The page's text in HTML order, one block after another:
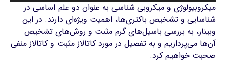
میکروبیولوژی و میکروبی شناسی به عنوان دو علم اساسی در
شناسایی و تشخیص باکتری‌ها، اهمیت ویژه‌ای دارند. در این
وبینار، به بررسی باسیل‌های گرم مثبت و روش‌های تشخیص
آن‌ها می‌پردازیم و به تفصیل در مورد کاتالاز مثبت و کاتالاز منفی
صحبت خواهیم کرد.